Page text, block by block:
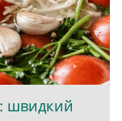
швидкий